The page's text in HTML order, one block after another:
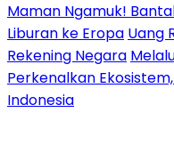
Maman Ngamuk!
Liburan ke Eropa Uang
Rekening Negara
Perkenalkan
Indonesia